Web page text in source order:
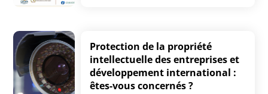
Protection de la propriété
intellectuelle des entreprises et
développement international :
êtes-vous concernés ?